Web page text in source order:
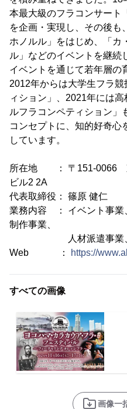
本最大級のフラコンサート
を企画・実現し、その後も
ホノルル」をはじめ、「カ
ル」などのイベントを継続
イベントを通じて若年層の
2012年からは大学生フラ
ィション」、2021年には
ルフラコンペティション」
コンセプトに、知的好奇心
しています。
所在地 ： 〒151-0066
ビル2 2A
代表取締役： 篠原 健仁
業務内容 ： イベント事業
制作事業、
人材派遣事業、
Web ：
https://
すべての画像
画像一